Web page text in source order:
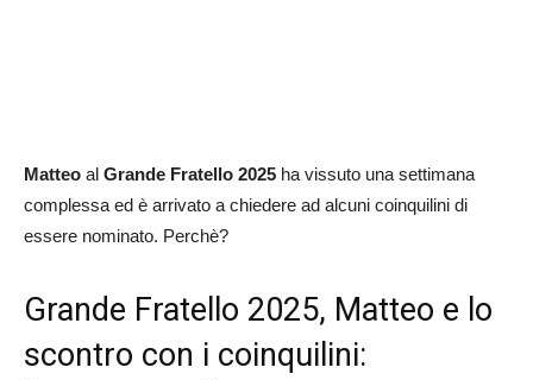
Matteo al Grande Fratello 2025 ha vissuto una settimana
complessa ed è arrivato a chiedere ad alcuni coinquilini di
essere nominato. Perchè?
Grande Fratello 2025, Matteo e lo
scontro con i coinquilini: